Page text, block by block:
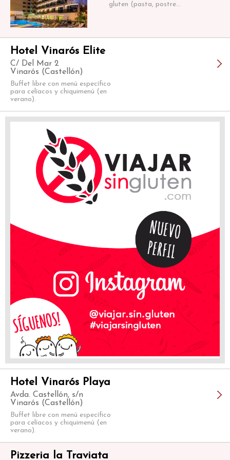
gluten (pasta, postre...
Hotel Vinarós Elite
C/ Del Mar 2
Vinarós (Castellón)
Buffet libre con menú específico
para celíacos y chiquimenú (en
verano).
Hotel Vinarós Playa
Avda. Castellón, s/n
Vinarós (Castellón)
Buffet libre con menú específico
para celíacos y chiquimenú (en
verano).
Pizzeria la Traviata